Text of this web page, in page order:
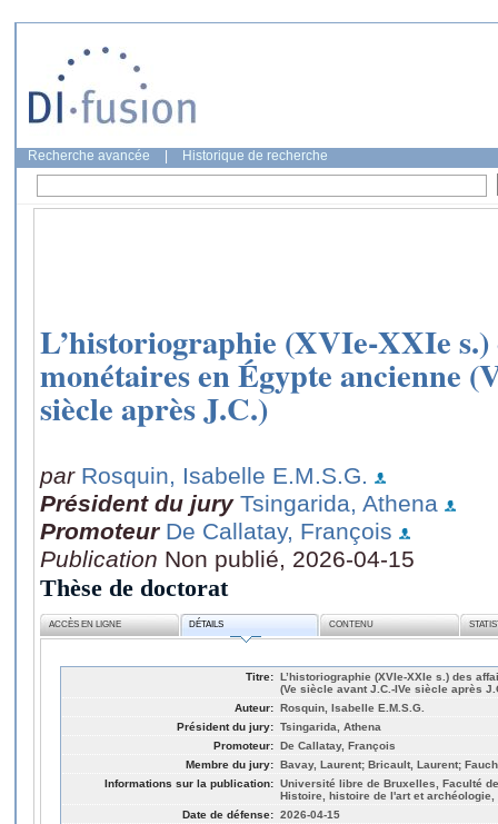
Recherche avancée Historique de recherche
L’historiographie (XVIe-XXIe s.)
monétaires en Égypte ancienne
siècle après J.C.)
par Rosquin, Isabelle E.M.S.G.
Président du jury Tsingarida, Athena
Promoteur De Callatay, François
Publication Non publié, 2026-04-15
Thèse de doctorat
ACCÈS EN LIGNE DÉTAILS CONTENU
Titre: L’historiographie (XVIe-XXIe s.) des
(Ve siècle avant J.C.-IVe siècle après
Auteur: Rosquin, Isabelle E.M.S.G.
Président du jury: Tsingarida, Athena
Promoteur: De Callatay, François
Membre du jury: Bavay, Laurent; Bricault, Laurent;
Informations sur la publication: Université libre de Bruxelles, Faculté
Histoire, histoire de l'art et
Date de défense: 2026-04-15